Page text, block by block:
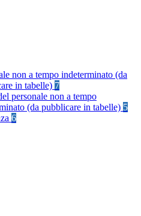
non a tempo indeterminato (da
in tabelle) 7
personale non a tempo
(da pubblicare in tabelle) 5
6